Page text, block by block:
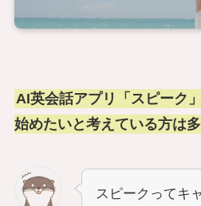
AI英会話アプリ「スピーク
始めたいと考えている方は
スピークってキ